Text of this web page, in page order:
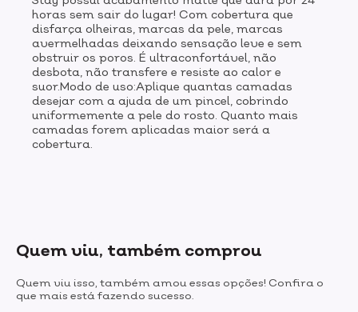
horas sem sair do lugar! Com cobertura que
disfarça olheiras, marcas da pele, marcas
avermelhadas deixando sensação leve e sem
obstruir os poros. É ultraconfortável, não
desbota, não transfere e resiste ao calor e
suor.Modo de uso:Aplique quantas camadas
desejar com a ajuda de um pincel, cobrindo
uniformemente a pele do rosto. Quanto mais
camadas forem aplicadas maior será a
cobertura.
Quem viu, também comprou
Quem viu isso, também amou essas opções! Confira o
que mais está fazendo sucesso.